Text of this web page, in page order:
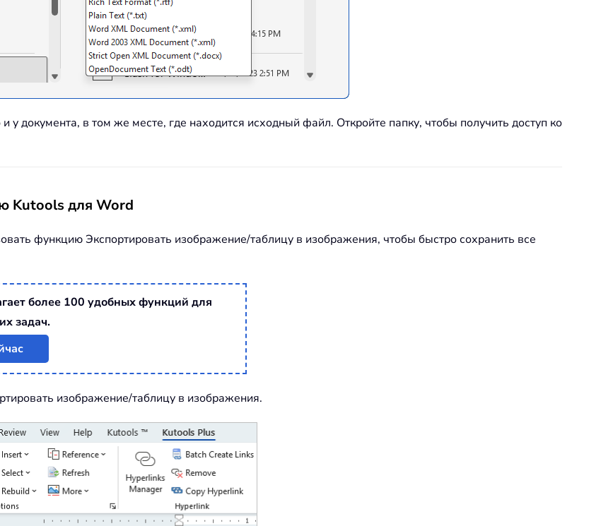
документа, в том же месте, где находится исходный файл. Откройте папку, чтобы получить доступ ко
Kutools для Word
функцию Экспортировать изображение/таблицу в изображения, чтобы быстро сохранить все
более 100 удобных функций для
задач.
изображение/таблицу в изображения.